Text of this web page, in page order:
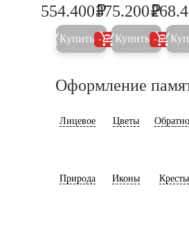
583.600
554.400₽
Купить 5%
375.200₽
Купить 5%
Оформление
Лицевое Цветы
Природа Иконы Кресты